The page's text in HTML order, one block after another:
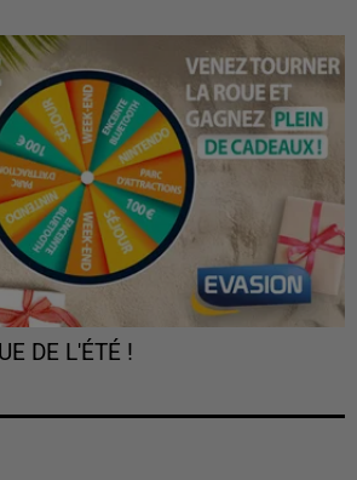
DE L'ÉTÉ !